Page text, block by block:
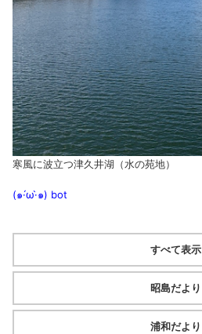
寒風に波立つ津久井湖（水の苑地）
(๑·́ω·̀๑) bot
すべて表示
昭島だより
浦和だより